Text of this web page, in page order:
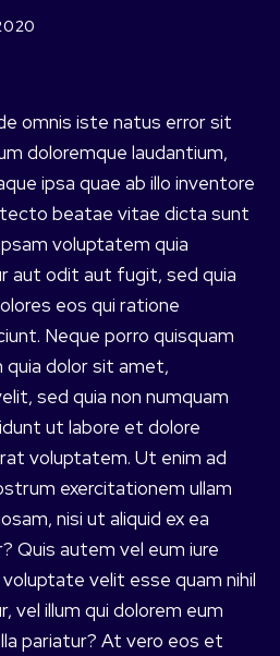
omnis iste natus error sit
doloremque laudantium,
ipsa quae ab illo inventore
beatae vitae dicta sunt
voluptatem quia
aut odit aut fugit, sed quia
eos qui ratione
Neque porro quisquam
quia dolor sit amet,
sed quia non numquam
ut labore et dolore
voluptatem. Ut enim ad
exercitationem ullam
nisi ut aliquid ex ea
Quis autem vel eum iure
velit esse quam nihil
vel illum qui dolorem eum
pariatur? At vero eos et